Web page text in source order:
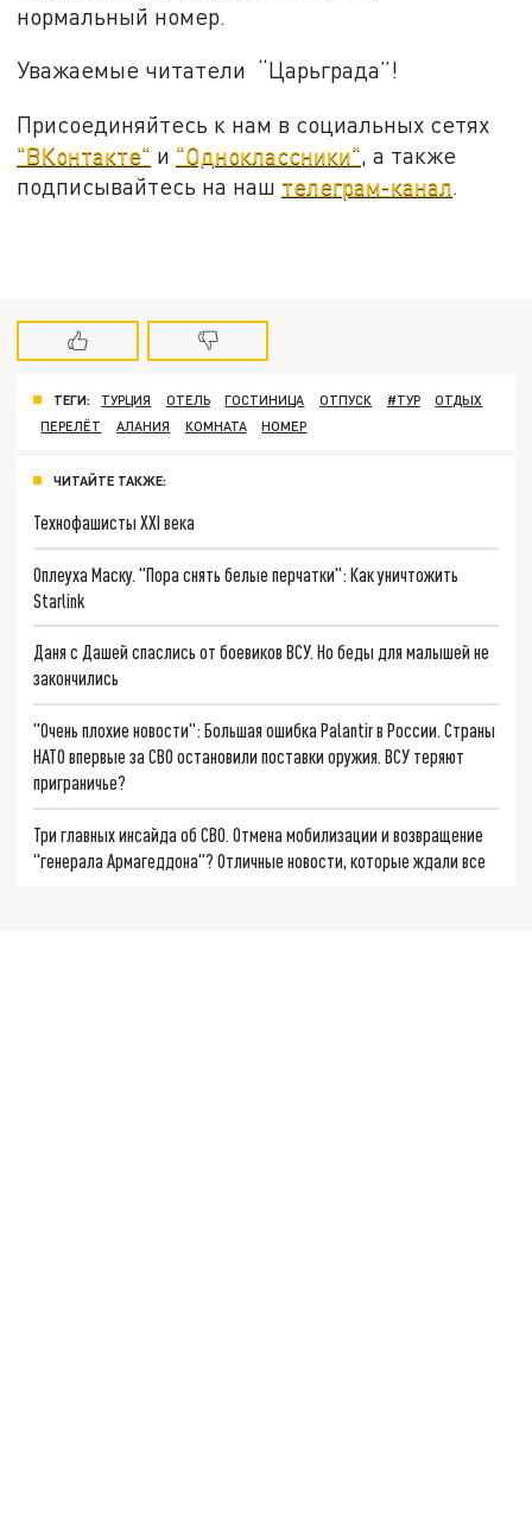
нормальный номер.
Уважаемые читатели “Царьграда”!
Присоединяйтесь к нам в социальных сетях
"ВКонтакте" и "Одноклассники", а также
подписывайтесь на наш телеграм-канал.
ТЕГИ: ТУРЦИЯ ОТЕЛЬ ГОСТИНИЦА ОТПУСК #ТУР
ОТДЫХ
ПЕРЕЛЁТ
АЛАНИЯ КОМНАТА НОМЕР
ЧИТАЙТЕ ТАКЖЕ:
Технофашисты XXI века
Оплеуха Маску. "Пора снять белые перчатки": Как уничтожить
Starlink
Даня с Дашей спаслись от боевиков ВСУ. Но беды для малышей не
закончились
"Очень плохие новости": Большая ошибка Palantir в России. Страны
НАТО впервые за СВО остановили поставки оружия. ВСУ теряют
приграничье?
Три главных инсайда об СВО. Отмена мобилизации и возвращение
"генерала Армагеддона"? Отличные новости, которые ждали все